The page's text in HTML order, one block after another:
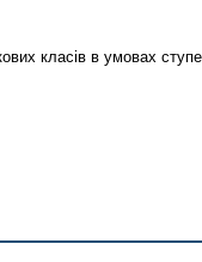
класів в умовах